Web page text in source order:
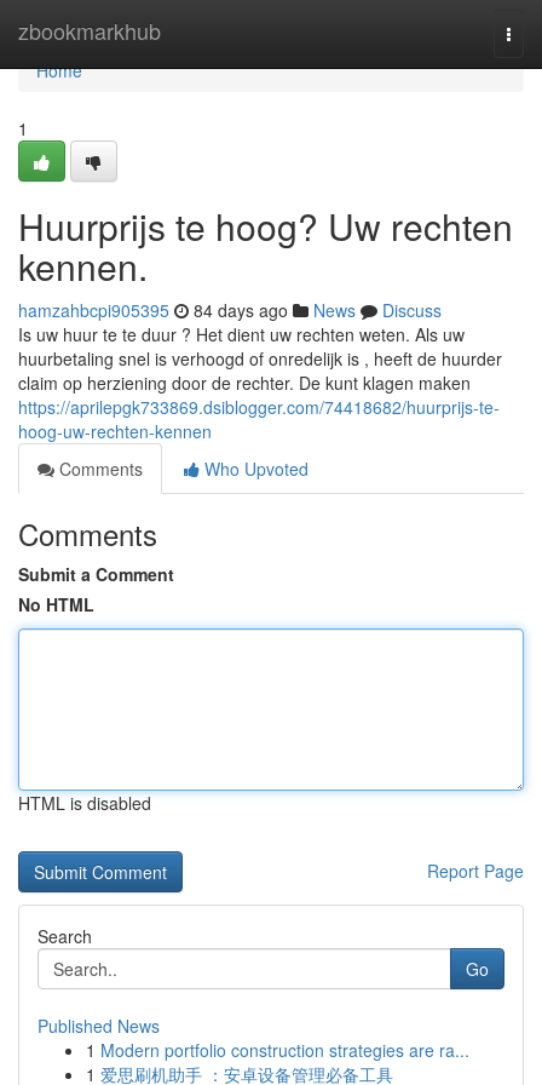
zbookmarkhub
Home
Home
1
Huurprijs te hoog? Uw rechten
kennen.
hamzahbcpi905395 84 days ago News
Discuss
Is uw huur te te duur ? Het dient uw rechten weten. Als uw
huurbetaling snel is verhoogd of onredelijk is , heeft de huurder
claim op herziening door de rechter. De kunt klagen maken
https://aprilepgk733869.dsiblogger.com/74418682/huurprijs-te-
hoog-uw-rechten-kennen
Comments
Who Upvoted
Comments
Submit a Comment
No HTML
HTML is disabled
Report Page
Search
Go
Published News
1 Modern portfolio construction strategies are ra...
1 爱思刷机助手 ：安卓设备管理必备工具